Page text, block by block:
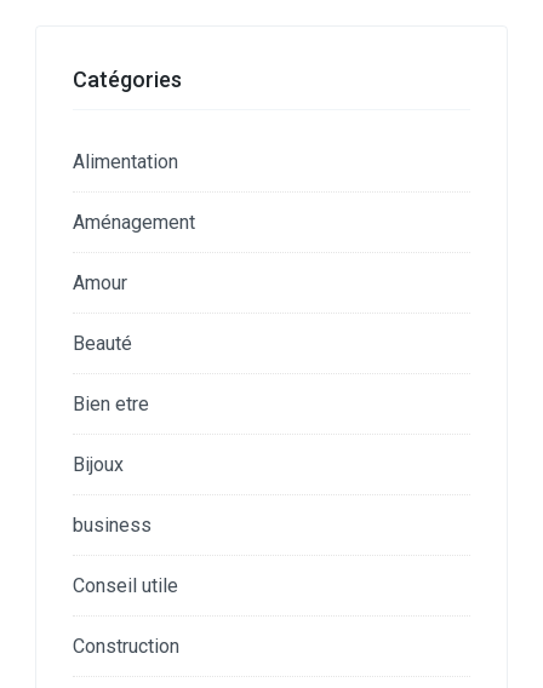
Catégories
Alimentation
Aménagement
Amour
Beauté
Bien etre
Bijoux
business
Conseil utile
Construction